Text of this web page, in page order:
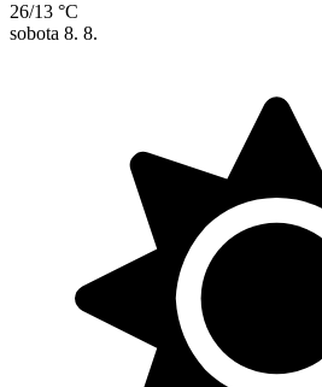
26/13 °C
sobota 8. 8.